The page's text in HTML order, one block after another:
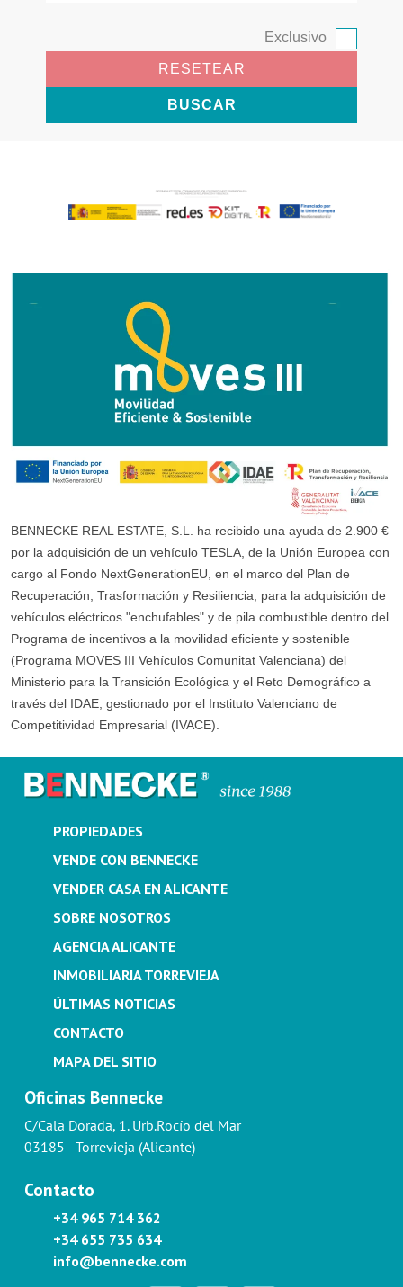
Exclusivo
RESETEAR
BUSCAR
BENNECKE REAL ESTATE, S.L. ha recibido una ayuda de 2.900 €
por la adquisición de un vehículo TESLA, de la Unión Europea con
cargo al Fondo NextGenerationEU, en el marco del Plan de
Recuperación, Trasformación y Resiliencia, para la adquisición de
vehículos eléctricos "enchufables" y de pila combustible dentro del
Programa de incentivos a la movilidad eficiente y sostenible
(Programa MOVES III Vehículos Comunitat Valenciana) del
Ministerio para la Transición Ecológica y el Reto Demográfico a
través del IDAE, gestionado por el Instituto Valenciano de
Competitividad Empresarial (IVACE).
PROPIEDADES
VENDE CON BENNECKE
VENDER CASA EN ALICANTE
SOBRE NOSOTROS
AGENCIA ALICANTE
INMOBILIARIA TORREVIEJA
ÚLTIMAS NOTICIAS
CONTACTO
MAPA DEL SITIO
Oficinas Bennecke
C/Cala Dorada, 1. Urb.Rocío del Mar
03185 - Torrevieja (Alicante)
Contacto
+34 965 714 362
+34 655 735 634
info@bennecke.com